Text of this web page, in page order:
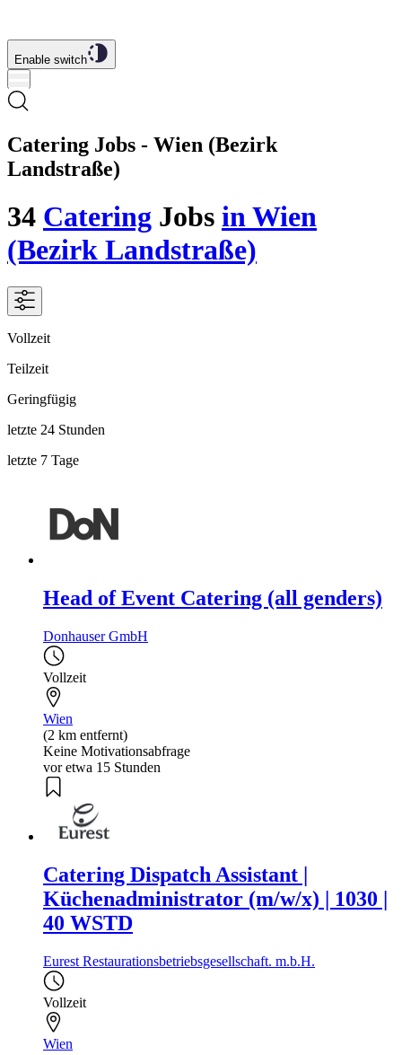
Enable switch
Catering Jobs - Wien (Bezirk
Landstraße)
34 Catering Jobs in Wien
(Bezirk Landstraße)
Vollzeit
Teilzeit
Geringfügig
letzte 24 Stunden
letzte 7 Tage
Head of Event Catering (all genders)
Donhauser GmbH
Vollzeit
Wien
(2 km entfernt)
Keine Motivationsabfrage
vor etwa 15 Stunden
Catering Dispatch Assistant |
Küchenadministrator (m/w/x) | 1030 |
40 WSTD
Eurest Restaurationsbetriebsgesellschaft. m.b.H.
Vollzeit
Wien